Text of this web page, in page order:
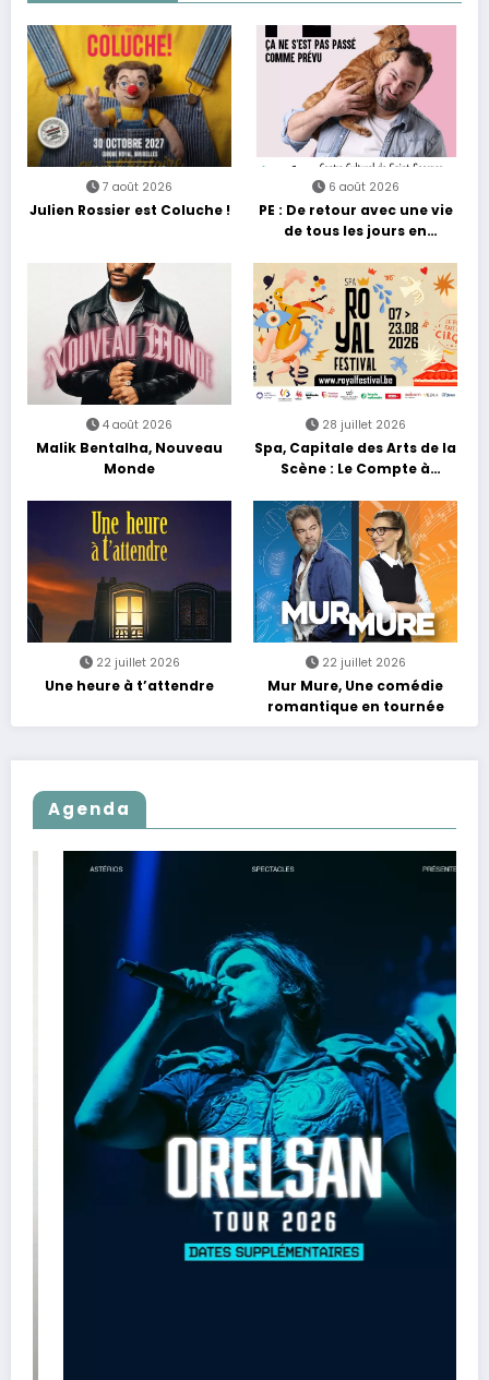
7 août 2026
Julien Rossier est Coluche !
6 août 2026
PE : De retour avec une vie
de tous les jours en
4 août 2026
Malik Bentalha, Nouveau
Monde
28 juillet 2026
Spa, Capitale des Arts de la
Scène : Le Compte à
22 juillet 2026
Une heure à t’attendre
22 juillet 2026
Mur Mure, Une comédie
romantique en tournée
Agenda